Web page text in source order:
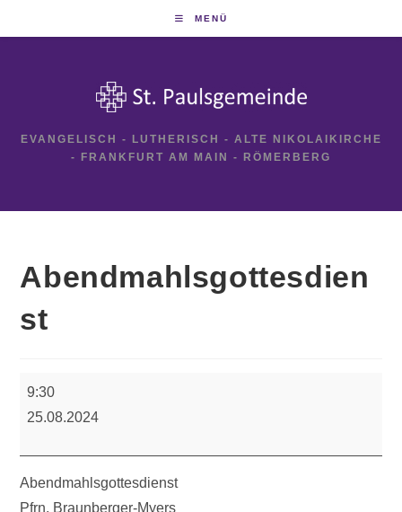
MENÜ
EVANGELISCH - LUTHERISCH - ALTE NIKOLAIKIRCHE
- FRANKFURT AM MAIN - RÖMERBERG
Abendmahlsgottesdien
st
9:30
25.08.2024
Abendmahlsgottesdienst
Pfrn. Braunberger-Myers